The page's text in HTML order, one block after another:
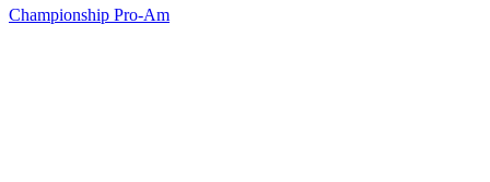
Championship Pro-Am